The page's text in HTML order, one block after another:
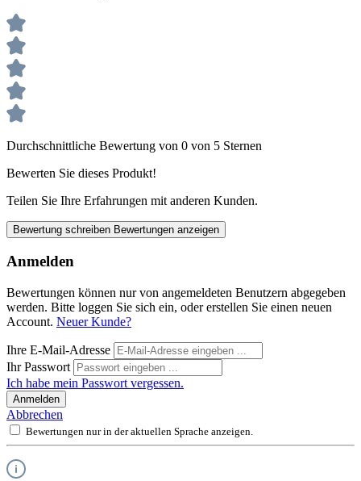
Durchschnittliche Bewertung von 0 von 5 Sternen
Bewerten Sie dieses Produkt!
Teilen Sie Ihre Erfahrungen mit anderen Kunden.
Bewertung schreiben Bewertungen anzeigen
Anmelden
Bewertungen können nur von angemeldeten Benutzern abgegeben
werden. Bitte loggen Sie sich ein, oder erstellen Sie einen neuen
Account. Neuer Kunde?
Ihre E-Mail-Adresse
Ihr Passwort
Ich habe mein Passwort vergessen.
Anmelden
Abbrechen
Bewertungen nur in der aktuellen Sprache anzeigen.